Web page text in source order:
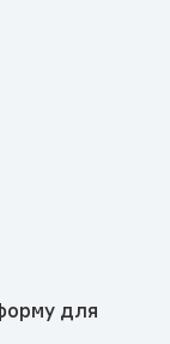
для